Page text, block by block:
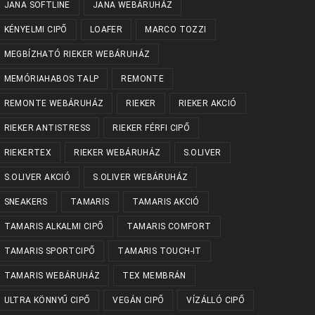
JANA SOFTLINE JANA WEBÁRUHÁZ
KÉNYELMI CIPŐ LOAFER MARCO TOZZI
MEGBÍZHATÓ RIEKER WEBÁRUHÁZ
MEMÓRIAHABOS TALP REMONTE
REMONTE WEBÁRUHÁZ RIEKER RIEKER AKCIÓ
RIEKER ANTISTRESS RIEKER FÉRFI CIPŐ
RIEKERTEX RIEKER WEBÁRUHÁZ S.OLIVER
S.OLIVER AKCIÓ S.OLIVER WEBÁRUHÁZ
SNEAKERS TAMARIS TAMARIS AKCIÓ
TAMARIS ALKALMI CIPŐ TAMARIS COMFORT
TAMARIS SPORTCIPŐ TAMARIS TOUCH-IT
TAMARIS WEBÁRUHÁZ TEX MEMBRÁN
ULTRA KÖNNYŰ CIPŐ VEGÁN CIPŐ VÍZÁLLÓ CIPŐ